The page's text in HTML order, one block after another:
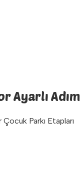
Ayarlı Adım
Parkı Etapları